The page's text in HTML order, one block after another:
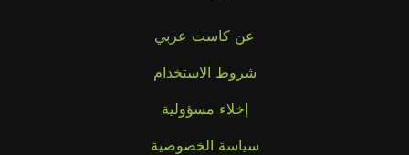
عن كاست عربي
شروط الاستخدام
إخلاء مسؤولية
سياسة الخصوصية